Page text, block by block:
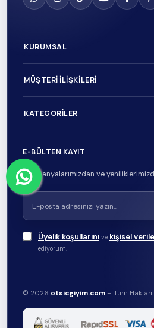
KURUMSAL
MÜŞTERI İLIŞKILERI
KATEGORILER
E-BÜLTEN KAYIT
Kampanyalarımızdan ve
Üyelik koşullarını ve kişisel
ediyorum.
© 2026 otsicgiyim.com – Tüm Hakları